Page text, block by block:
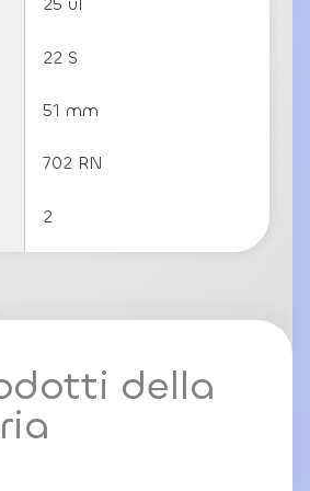
22 S
51 mm
702 RN
2
della